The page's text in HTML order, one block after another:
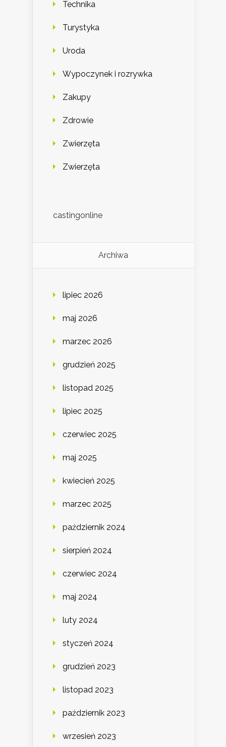
Technika
Turystyka
Uroda
Wypoczynek i rozrywka
Zakupy
Zdrowie
Zwierzęta
Zwierzęta
castingonline
Archiwa
lipiec 2026
maj 2026
marzec 2026
grudzień 2025
listopad 2025
lipiec 2025
czerwiec 2025
maj 2025
kwiecień 2025
marzec 2025
październik 2024
sierpień 2024
czerwiec 2024
maj 2024
luty 2024
styczeń 2024
grudzień 2023
listopad 2023
październik 2023
wrzesień 2023